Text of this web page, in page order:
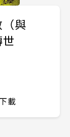
與
載